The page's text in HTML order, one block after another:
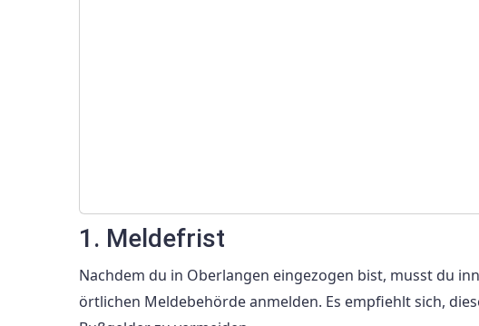
1. Meldefrist
Nachdem du in Oberlangen eingezogen bist, musst du
örtlichen Meldebehörde anmelden. Es empfiehlt sich,